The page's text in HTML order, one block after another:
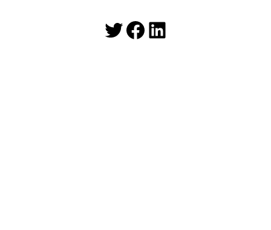
Twitter
Facebook
LinkedIn